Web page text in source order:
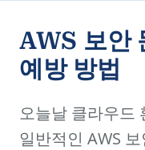
AWS 보안
예방 방법
오늘날 클라우드
일반적인 AWS